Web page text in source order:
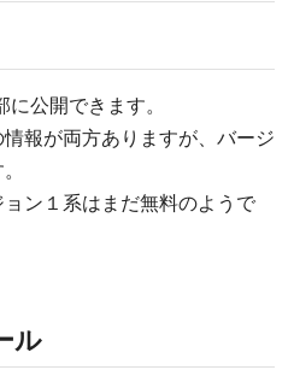
公開できます。
報が両方ありますが、バージ
ン１系はまだ無料のようで
ル